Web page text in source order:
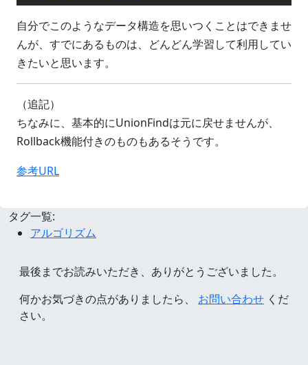
自分でこのようなデータ構造を思いつくことはできませ
んが、すでにあるものは、どんどん学習して利用してい
きたいと思います。
（追記）
ちなみに、基本的にUnionFindは元に戻せませんが、
Rollback機能付きのものもあるそうです。
参考URL
タグ一覧:
アルゴリズム
最後までお読みいただき、ありがとうございました。
何かお気づきの点がありましたら、 お問い合わせ くだ
さい。